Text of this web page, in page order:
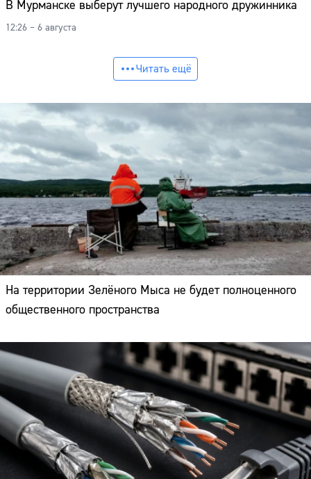
В Мурманске выберут лучшего народного дружинника
12:26 – 6 августа
Читать ещё
На территории Зелёного Мыса не будет полноценного
общественного пространства